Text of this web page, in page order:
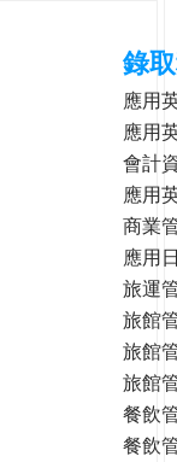
錄
應用
應用
會計
應用
商業
應用
旅運
旅館
旅館
旅館
餐飲
餐飲